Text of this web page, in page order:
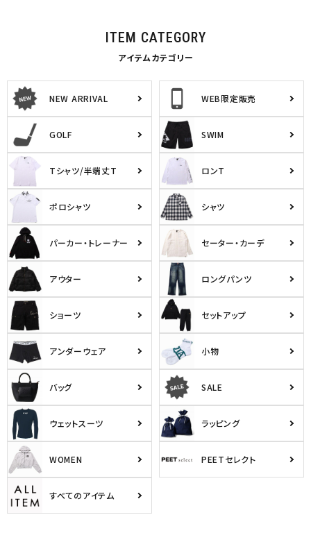
キーワードから探す
ITEM CATEGORY
アイテムカテゴリー
NEW ARRIVAL WEB限定販売
GOLF SWIM
Tシャツ/半端丈T ロンT
ポロシャツ シャツ
パーカー・トレーナー セーター・カーデ
アウター ロングパンツ
ショーツ セットアップ
アンダーウェア 小物
バッグ SALE
ウェットスーツ ラッピング
WOMEN PEETセレクト
すべてのアイテム